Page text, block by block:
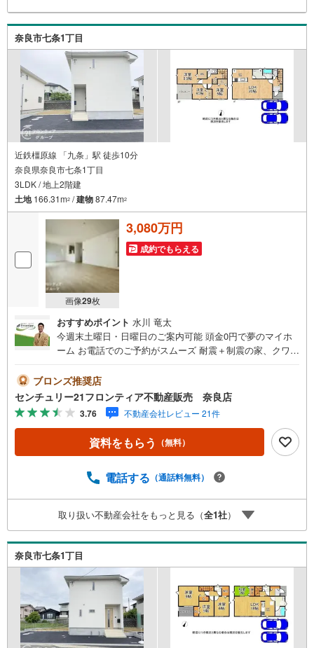
のお引渡し後に必要になったお家のリフォームも弊社のリ
フォームプランナーがご提案！5.定期的にご連絡を繋ぎ、
有事の際に迅速にサポートいたします弊社は専門家同士が
連携をとっているため、より多くの知見がございます。
奈良市七条1丁目
近鉄橿原線 「九条」駅 徒歩10分
奈良県奈良市七条1丁目
3LDK / 地上2階建
土地166.31m2 /建物87.47m2
画像29枚
3,080万円
成約でもらえる
おすすめポイント 水川 竜太
今週末土曜日・日曜日のご案内可能 頭金0円で夢のマイホ
ーム お電話でのご予約がスムーズ 耐震＋制震の家、クワイ
8分（620m）・JR関西本線「郡山駅」歩32分（2500m）・
六条小学校歩19分（1500m）・京西中学校歩19分（1500
m） 特徴・耐震＋制震の家、クワイエ！制震装置（SAFE3
65）で地震の揺れを抑え、耐震性能を維持・オール電化/LD
K20帖/WIC/2台駐車可/全居室収納 弊社が選ばれる理由 1.お
金の扱い方のプロ、ファイナンシャルプランナーが資金計
ームあり3.たくさんの銀行と繋がりがあるため、最も低金
提案5.定期的にご連絡を繋ぎ、有事の際に迅速にサポート
いたします弊社は専門家同士が連携をとっているため、よ
り多くの知見がございます。お気軽にお問合せください！
ブロンズ推奨店
センチュリー21フロンティア不動産販売 奈良店
3.76 不動産会社レビュー 21件
資料をもらう （無料）
電話する （通話料無料）
取り扱い不動産会社をもっと見る（全1社）
奈良市七条1丁目